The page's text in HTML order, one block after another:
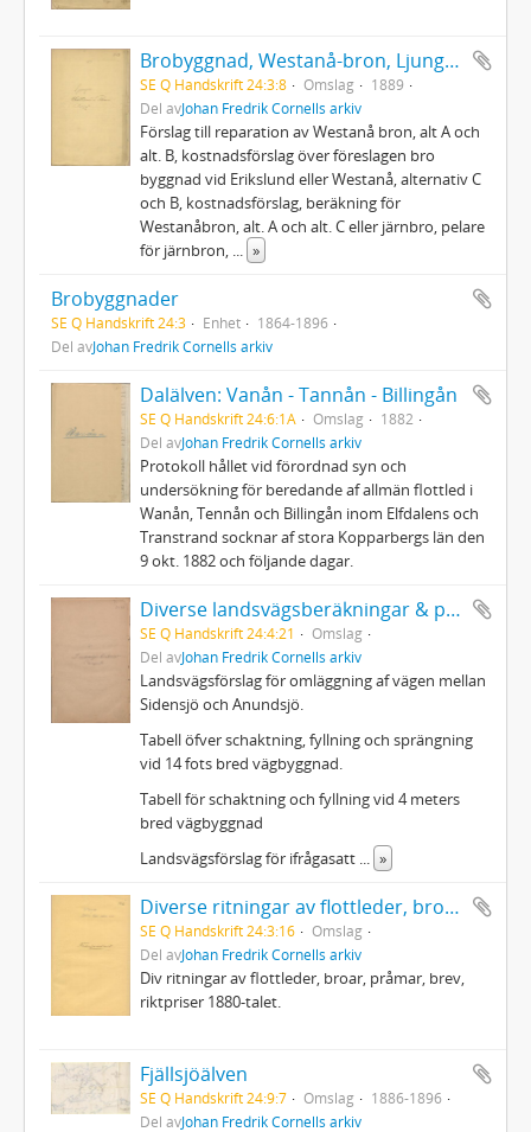
Brobyggnad, Westanå-bron, Ljungan
SE Q Handskrift 24:3:8 Omslag
1889
Del avJohan Fredrik Cornells arkiv
Förslag till reparation av Westanå bron, alt A och
alt. B, kostnadsförslag över föreslagen bro
byggnad vid Erikslund eller Westanå, alternativ C
och B, kostnadsförslag, beräkning för
Westanåbron, alt. A och alt. C eller järnbro, pelare
för järnbron,
»
Brobyggnader
SE Q Handskrift 24:3 Enhet
1864-1896
Del avJohan Fredrik Cornells arkiv
Dalälven: Vanån - Tannån - Billingån
SE Q Handskrift 24:6:1A Omslag
1882
Del avJohan Fredrik Cornells arkiv
Protokoll hållet vid förordnad syn och
undersökning för beredande af allmän flottled i
Wanån, Tennån och Billingån inom Elfdalens och
Transtrand socknar af stora Kopparbergs län den
9 okt. 1882 och följande dagar.
Diverse landsvägsberäkningar & prisuppgifter
SE Q Handskrift 24:4:21
Omslag
Del avJohan Fredrik Cornells arkiv
Landsvägsförslag för omläggning af vägen mellan
Sidensjö och Anundsjö.
Tabell öfver schaktning, fyllning och sprängning
vid 14 fots bred vägbyggnad.
Tabell för schaktning och fyllning vid 4 meters
bred vägbyggnad
Landsvägsförslag för ifrågasatt
»
Diverse ritningar av flottleder, broar, pråmar, brev, riktpriser 1880-talet
SE Q Handskrift 24:3:16
Omslag
Del avJohan Fredrik Cornells arkiv
Div ritningar av flottleder, broar, pråmar, brev,
riktpriser 1880-talet.
Fjällsjöälven
SE Q Handskrift 24:9:7 Omslag
1886-1896
Del avJohan Fredrik Cornells arkiv